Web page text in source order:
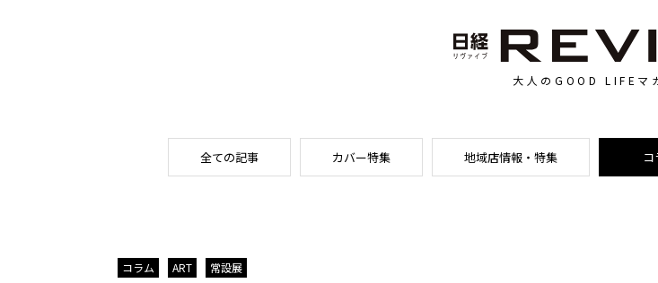
大人のGOOD LIFEマ
全ての記事 カバー特集 地域店情報・特集
コラム
ART 常設展